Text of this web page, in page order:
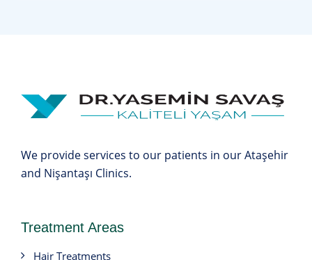
We provide services to our patients in our Ataşehir
and Nişantaşı Clinics.
Treatment Areas
Hair Treatments